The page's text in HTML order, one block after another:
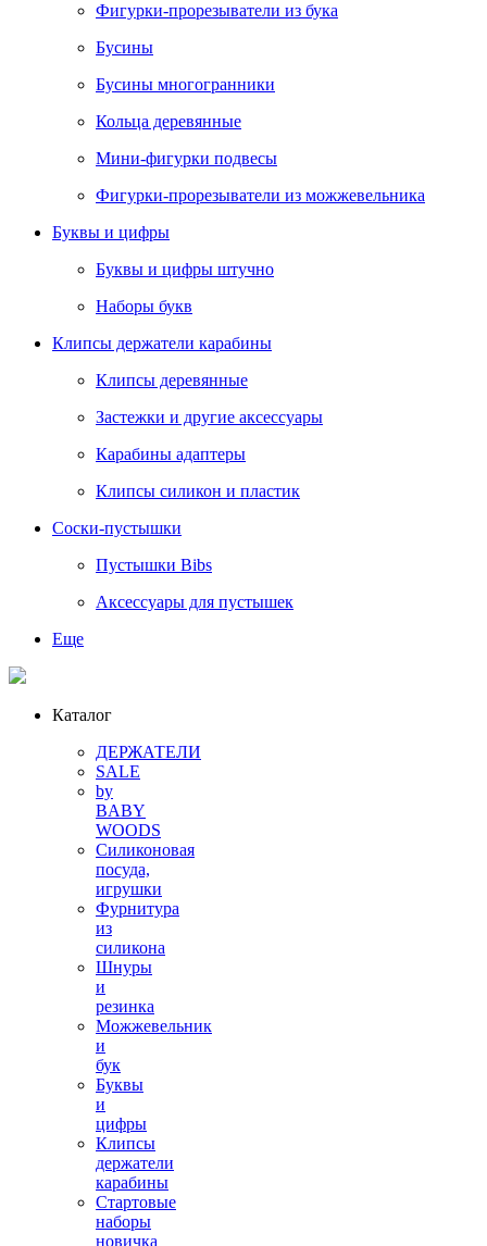
Фигурки-прорезыватели из бука
Бусины
Бусины многогранники
Кольца деревянные
Мини-фигурки подвесы
Фигурки-прорезыватели из можжевельника
Буквы и цифры
Буквы и цифры штучно
Наборы букв
Клипсы держатели карабины
Клипсы деревянные
Застежки и другие аксессуары
Карабины адаптеры
Клипсы силикон и пластик
Соски-пустышки
Пустышки Bibs
Аксессуары для пустышек
Еще
Каталог
ДЕРЖАТЕЛИ
SALE
by
BABY
WOODS
Силиконовая
посуда,
игрушки
Фурнитура
из
силикона
Шнуры
и
резинка
Можжевельник
и
бук
Буквы
и
цифры
Клипсы
держатели
карабины
Стартовые
наборы
новичка